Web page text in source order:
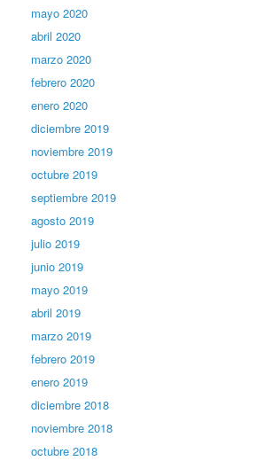
mayo 2020
abril 2020
marzo 2020
febrero 2020
enero 2020
diciembre 2019
noviembre 2019
octubre 2019
septiembre 2019
agosto 2019
julio 2019
junio 2019
mayo 2019
abril 2019
marzo 2019
febrero 2019
enero 2019
diciembre 2018
noviembre 2018
octubre 2018